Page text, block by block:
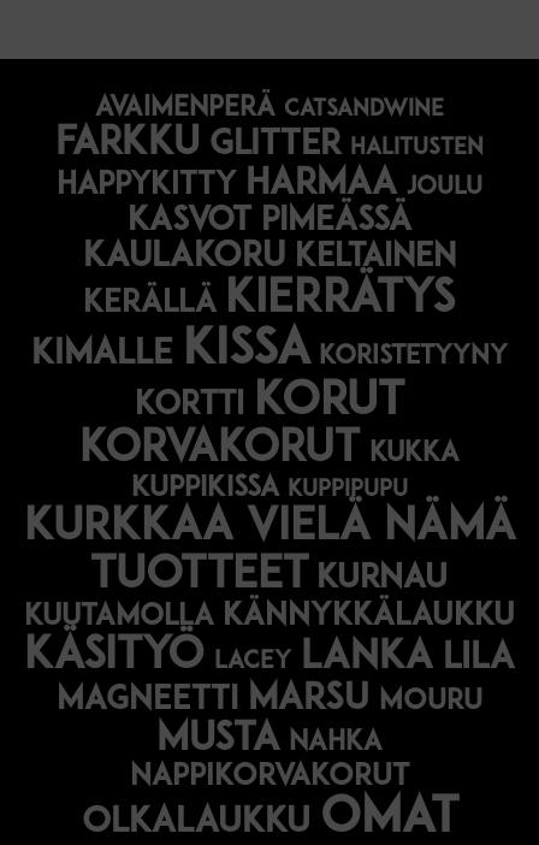
avaimenperä catsandwine
farkku glitter halitusten
happykitty harmaa joulu
Kasvot pimeässä
kaulakoru keltainen
kerällä kierrätys
kimalle kissa koristetyyny
kortti korut
korvakorut
kukka
kuppikissa kuppipupu
Kurkkaa vielä nämä
tuotteet kurnau
kuutamolla kännykkälaukku
käsityö lacey lanka lila
magneetti marsu mouru
musta nahka
nappikorvakorut
olkalaukku omat